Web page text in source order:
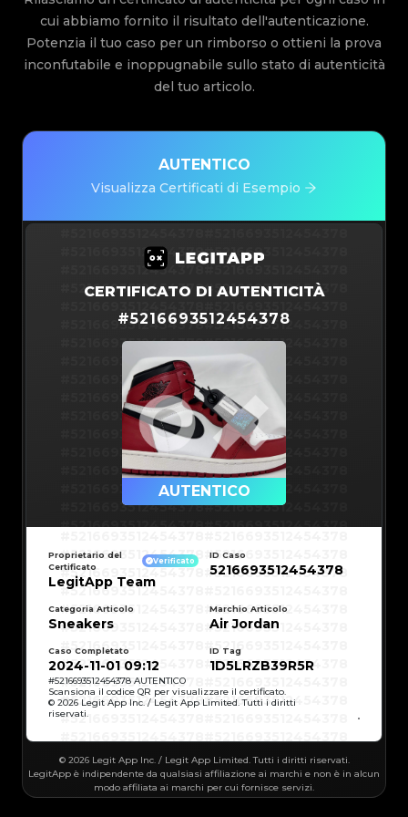
cui abbiamo fornito il risultato dell'autenticazione.
Potenzia il tuo caso per un rimborso o ottieni la prova
inconfutabile e inoppugnabile sullo stato di autenticità
del tuo articolo.
AUTENTICO
Visualizza Certificati di Esempio
#5216693512454378#5216693512454378
#5216693512454378#5216693512454378
#5216693512454378#5216693512454378
#5216693512454378#5216693512454378
#5216693512454378#5216693512454378
#5216693512454378#5216693512454378
#5216693512454378
#5216693512454378
#5216693512454378#5216693512454378
#5216693512454378#5216693512454378
#5216693512454378#5216693512454378
#5216693512454378
#5216693512454378
#5216693512454378#5216693512454378
#5216693512454378#5216693512454378
#5216693512454378#5216693512454378
#5216693512454378#5216693512454378
#5216693512454378
#5216693512454378
#5216693512454378
#5216693512454378
#5216693512454378
#5216693512454378
#5216693512454378
#5216693512454378
#5216693512454378
#5216693512454378
#5216693512454378#5216693512454378
#5216693512454378#5216693512454378
#5216693512454378#5216693512454378
#5216693512454378#5216693512454378
#5216693512454378#5216693512454378
#5216693512454378#5216693512454378
CERTIFICATO DI AUTENTICITÀ
#5216693512454378
AUTENTICO
#5216693512454378
#5216693512454378
#5216693512454378
#5216693512454378
#5216693512454378
#5216693512454378
#5216693512454378
#5216693512454378
#5216693512454378
#5216693512454378
#5216693512454378
#5216693512454378
#5216693512454378
#5216693512454378
#5216693512454378#5216693512454378
#5216693512454378
#5216693512454378#5216693512454378
#5216693512454378 #5216693512454378
#5216693512454378 #5216693512454378
Proprietario del
Certificato
Verificato
LegitApp Team
ID Caso
5216693512454378
Categoria Articolo
Sneakers
Marchio Articolo
Air Jordan
Caso Completato
2024-11-01 09:12
ID Tag
1D5LRZB39R5R
#5216693512454378 AUTENTICO
Scansiona il codice QR per visualizzare il certificato.
© 2026 Legit App Inc. / Legit App Limited. Tutti i diritti
riservati.
© 2026 Legit App Inc. / Legit App Limited. Tutti i diritti riservati.
LegitApp è indipendente da qualsiasi affiliazione ai marchi e non è in alcun
modo affiliata ai marchi per cui fornisce servizi.